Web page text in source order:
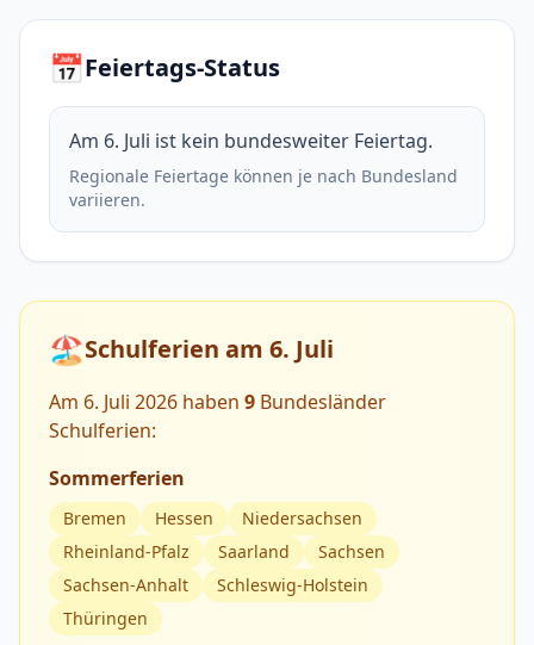
📅Feiertags-Status
Am 6. Juli ist kein bundesweiter Feiertag.
Regionale Feiertage können je nach Bundesland
variieren.
🏖️Schulferien am 6. Juli
Am 6. Juli 2026 haben 9 Bundesländer
Schulferien:
Sommerferien
Bremen Hessen
Niedersachsen
Rheinland-Pfalz
Saarland
Sachsen
Sachsen-Anhalt
Schleswig-Holstein
Thüringen